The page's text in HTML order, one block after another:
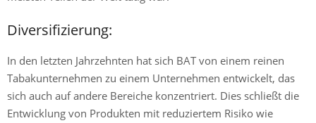
Diversifizierung:
In den letzten Jahrzehnten hat sich BAT von einem reinen
Tabakunternehmen zu einem Unternehmen entwickelt, das
sich auch auf andere Bereiche konzentriert. Dies schließt die
Entwicklung von Produkten mit reduziertem Risiko wie